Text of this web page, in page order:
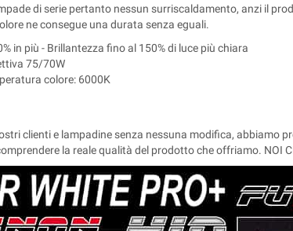
di serie pertanto nessun surriscaldamento, anzi il
ne consegue una durata senza eguali.
in più - Brillantezza fino al 150% di luce più chiara
75/70W
colore: 6000K
clienti e lampadine senza nessuna modifica, abbiamo
la reale qualità del prodotto che offriamo. NOI